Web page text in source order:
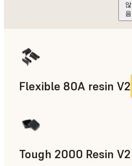
않
음
Flexible 80A resin V2
Tough 2000 Resin V2